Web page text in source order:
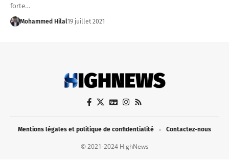
forte…
Mohammed Hilal19 juillet 2021
© 2021-2024 HighNews
Mentions légales et politique de confidentialité Contactez-nous